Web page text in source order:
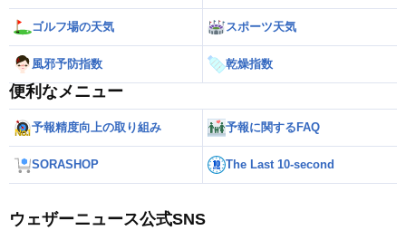
ゴルフ場の天気 スポーツ天気
風邪予防指数 乾燥指数
便利なメニュー
予報精度向上の取り組み 予報に関するFAQ
SORASHOP The Last 10-second
ウェザーニュース公式SNS